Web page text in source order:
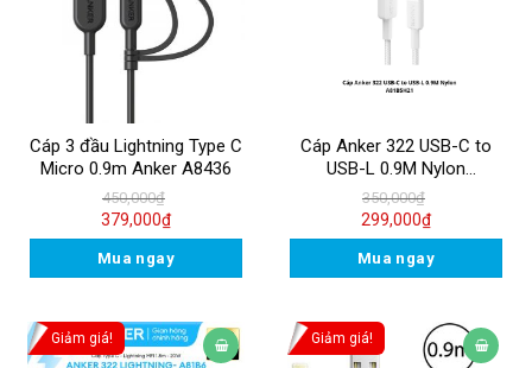
Cáp 3 đầu Lightning Type C
Micro 0.9m Anker A8436
450,000₫
379,000₫
Mua ngay
Cáp Anker 322 USB-C to
USB-L 0.9M Nylon
A81B5H21
350,000₫
299,000₫
Mua ngay
Giảm giá! Giảm giá!